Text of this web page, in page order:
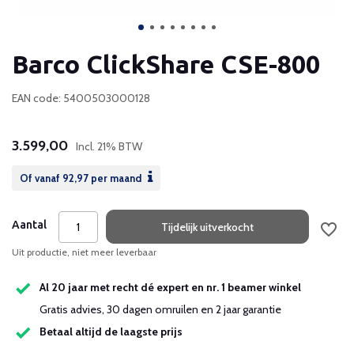
Barco ClickShare CSE-800
EAN code: 5400503000128
3.599,00 Incl. 21% BTW
Of vanaf 92,97 per maand
Aantal Tijdelijk uitverkocht
Uit productie, niet meer leverbaar
Al 20 jaar met recht dé expert en nr. 1 beamer winkel
Gratis advies, 30 dagen omruilen en 2 jaar garantie
Betaal altijd de laagste prijs